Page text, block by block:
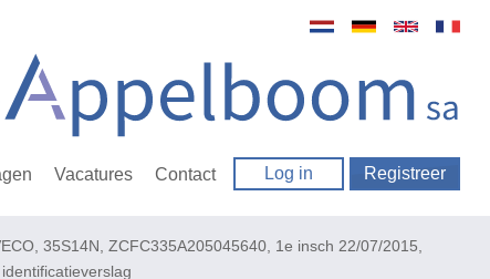
Vacatures Contact Log in Registreer
35S14N, ZCFC335A205045640, 1e insch 22/07/2015,